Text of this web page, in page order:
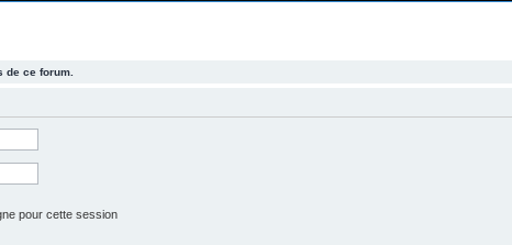
de ce forum.
pour cette session